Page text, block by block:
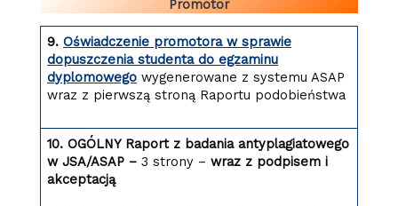
Promotor
9.Oświadczenie promotora w sprawie
dopuszczenia studenta do egzaminu
dyplomowego wygenerowane z systemu ASAP
wraz z pierwszą stroną Raportu podobieństwa
10. OGÓLNY Raport z badania antyplagiatowego
w JSA/ASAP –3 strony –wraz z podpisem i
akceptacją